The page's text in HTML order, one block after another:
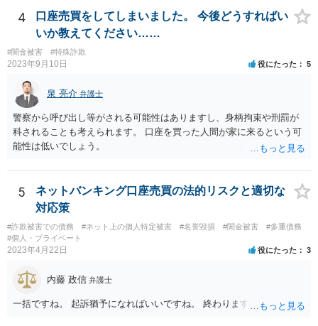
4
口座売買をしてしまいました。 今後どうすればい
いか教えてください……
#闇金被害 #特殊詐欺
2023年9月10日 役にたった 5
泉 亮介 弁護士
警察から呼び出し等がされる可能性はありますし、身柄拘束や刑罰が
科されることも考えられます。 口座を買った人間が家に来るという可
能性は低いでしょう。
5
ネットバンキング口座売買の法的リスクと適切な
対応策
#詐欺被害での債務 #ネット上の個人特定被害 #名誉毀損 #闇金被害
#多重債務
#個人・プライベート
2023年4月22日 役にたった 3
内藤 政信 弁護士
一括ですね。 起訴猶予になればいいですね。 終わります。